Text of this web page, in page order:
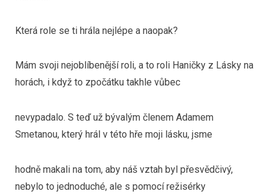
Která role se ti hrála nejlépe a naopak?
Mám svoji nejoblíbenější roli, a to roli Haničky z Lásky na
horách, i když to zpočátku takhle vůbec
nevypadalo. S teď už bývalým členem Adamem
Smetanou, který hrál v této hře moji lásku, jsme
hodně makali na tom, aby náš vztah byl přesvědčivý,
nebylo to jednoduché, ale s pomocí režisérky